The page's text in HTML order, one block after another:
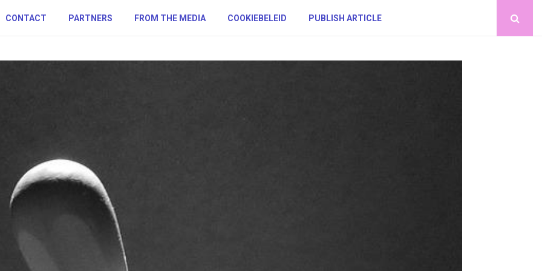
CONTACT PARTNERS FROM THE MEDIA COOKIEBELEID PUBLISH ARTICLE